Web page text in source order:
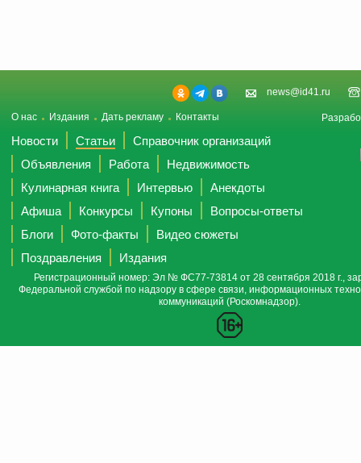
news@id41.ru
О нас Издания Дать рекламу Контакты
Новости Статьи
Справочник организаций
Объявления
Работа
Недвижимость
Кулинарная книга
Интервью
Анекдоты
Афиша
Конкурсы Купоны
Вопросы-ответы
Блоги
Фото-факты
Видео сюжеты
Поздравления
Издания
Регистрационный номер: Эл № ФС77-73814 от 28 сентября 2018 г.,
Федеральной службой по надзору в сфере связи, информационных
коммуникаций (Роскомнадзор).